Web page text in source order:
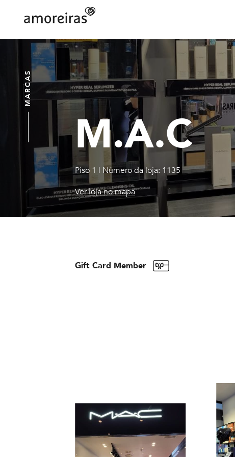
Home
M.A.C
Piso 1 | Número da loja: 1135
Ver loja no mapa
MARCAS
Gift Card Member